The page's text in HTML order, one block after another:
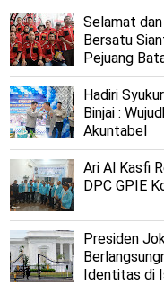
Selamat
Bersatu
Pejuang
Hadiri
Binjai :
Akuntabel
Ari Al Kasfi
DPC GPIE
Presiden
Identitas di